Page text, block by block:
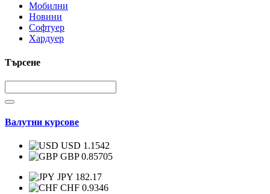
Мобилни
Новини
Софтуер
Хардуер
Търсене
Валутни курсове
USD 1.1542
GBP 0.85705
JPY 182.17
CHF 0.9346